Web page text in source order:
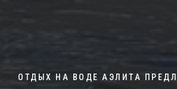
ОТДЫХ НА ВОДЕ АЭЛИТА